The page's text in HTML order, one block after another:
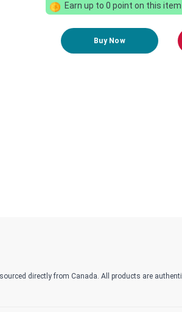
Earn up to 0 point on this item
Buy Now
directly from Canada. All products are